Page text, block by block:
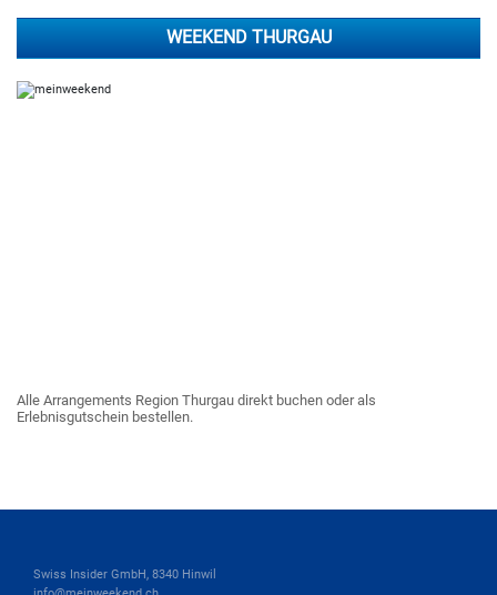
WEEKEND THURGAU
Alle Arrangements Region Thurgau direkt buchen oder als
Erlebnisgutschein bestellen.
Swiss Insider GmbH, 8340 Hinwil